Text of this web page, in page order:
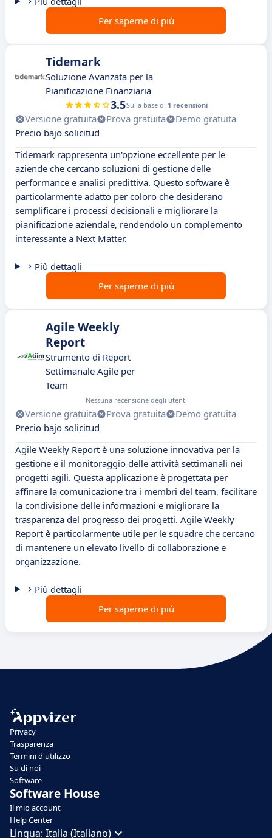
Per saperne di più
Tidemark
Soluzione Avanzata per la
Pianificazione Finanziaria
3.5Sulla base di 1 recensioni
Versione gratuita Prova gratuita
Demo gratuita
Precio bajo solicitud
Tidemark rappresenta un'opzione eccellente per le
aziende che cercano soluzioni di gestione delle
performance e analisi predittiva. Questo software è
particolarmente adatto per coloro che desiderano
semplificare i processi decisionali e migliorare la
pianificazione aziendale, rendendolo un complemento
interessante a Next Matter.
Più dettagli
Per saperne di più
Agile Weekly
Report
Strumento di Report
Settimanale Agile per
Team
Nessuna recensione degli utenti
Versione gratuita Prova gratuita
Demo gratuita
Precio bajo solicitud
Agile Weekly Report è una soluzione innovativa per la
gestione e il monitoraggio delle attività settimanali nei
progetti agili. Questa applicazione è progettata per
affinare la comunicazione tra i membri del team, facilitare
la condivisione delle informazioni e migliorare la
trasparenza del progresso dei progetti. Agile Weekly
Report è particolarmente utile per le squadre che cercano
di mantenere un elevato livello di collaborazione e
organizzazione.
Più dettagli
Per saperne di più
Privacy
Trasparenza
Termini d'utilizzo
Su di noi
Software
Software House
Il mio account
Help Center
Lingua: Italia (Italiano)